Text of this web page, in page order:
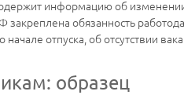
информацию об
обязанность
отпуска, об отсутствии
образец